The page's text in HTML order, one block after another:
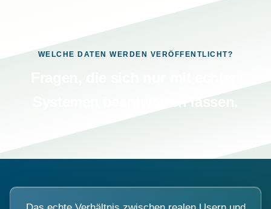
WELCHE DATEN WERDEN VERÖFFENTLICHT?